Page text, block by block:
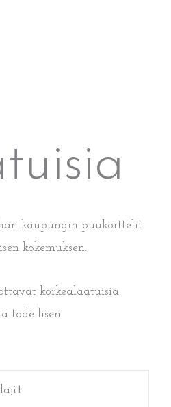
kaupungin puukorttelit
kokemuksen.
korkealaatuisia
todellisen